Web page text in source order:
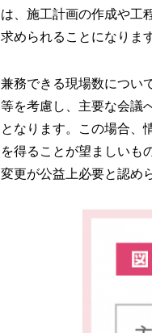
は、施工計画の作成や工
求められることになります
兼務できる現場数につい
等を考慮し、主要な会議
となります。この場合、
を得ることが望ましいも
変更が公益上必要と認め